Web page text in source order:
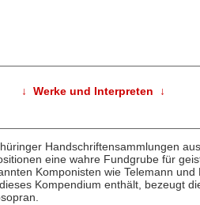
↓ Werke und Interpreten ↓
Handschriftensammlungen
eine wahre Fundgrube für
Komponisten wie Telemann und
Kompendium enthält, bezeugt